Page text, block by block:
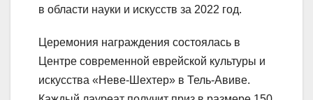
в области науки и искусств за 2022 год.
Церемония награждения состоялась в
Центре современной еврейской культуры и
искусства «Неве-Шехтер» в Тель-Авиве.